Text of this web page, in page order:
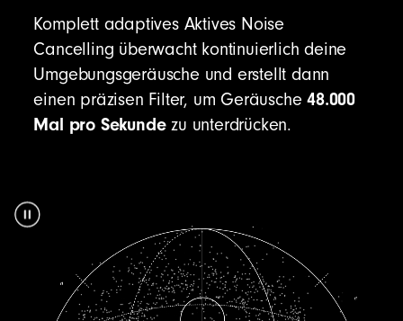
Komplett adaptives Aktives Noise
Cancelling überwacht kontinuierlich deine
Umgebungsgeräusche und erstellt dann
einen präzisen Filter, um Geräusche48.000
Mal pro Sekundezu unterdrücken.